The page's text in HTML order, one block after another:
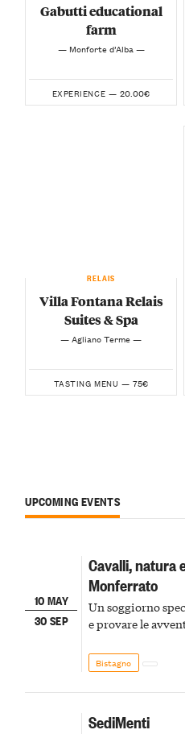
Gabutti educational
farm
— Monforte d’Alba —
EXPERIENCE — 20.00€
RELAIS
Villa Fontana Relais
Suites & Spa
— Agliano Terme —
TASTING MENU — 75€
UPCOMING EVENTS
10 MAY
30 SEP
Cavalli, natura
Monferrato
Un soggiorno
e provare le
Bistagno
SediMenti